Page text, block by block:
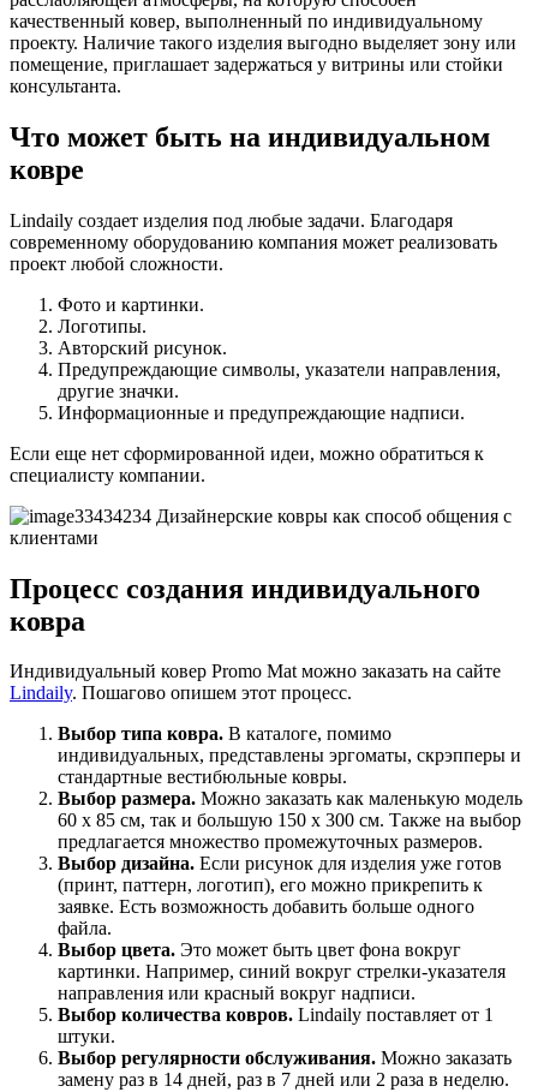
качественный ковер, выполненный по индивидуальному
проекту. Наличие такого изделия выгодно выделяет зону или
помещение, приглашает задержаться у витрины или стойки
консультанта.
Что может быть на индивидуальном
ковре
Lindaily создает изделия под любые задачи. Благодаря
современному оборудованию компания может реализовать
проект любой сложности.
Фото и картинки.
Логотипы.
Авторский рисунок.
Предупреждающие символы, указатели направления,
другие значки.
Информационные и предупреждающие надписи.
Если еще нет сформированной идеи, можно обратиться к
специалисту компании.
Процесс создания индивидуального
ковра
Индивидуальный ковер Promo Mat можно заказать на сайте
Lindaily. Пошагово опишем этот процесс.
Выбор типа ковра. В каталоге, помимо
индивидуальных, представлены эргоматы, скрэпперы и
стандартные вестибюльные ковры.
Выбор размера. Можно заказать как маленькую модель
60 x 85 см, так и большую 150 x 300 см. Также на выбор
предлагается множество промежуточных размеров.
Выбор дизайна. Если рисунок для изделия уже готов
(принт, паттерн, логотип), его можно прикрепить к
заявке. Есть возможность добавить больше одного
файла.
Выбор цвета. Это может быть цвет фона вокруг
картинки. Например, синий вокруг стрелки-указателя
направления или красный вокруг надписи.
Выбор количества ковров. Lindaily поставляет от 1
штуки.
Выбор регулярности обслуживания. Можно заказать
замену раз в 14 дней, раз в 7 дней или 2 раза в неделю.